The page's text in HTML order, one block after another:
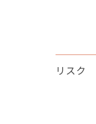
リスク